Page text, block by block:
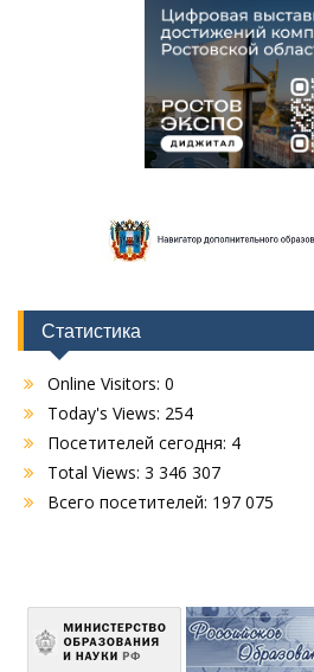
Статистика
Online Visitors: 0
Today's Views: 254
Посетителей сегодня: 4
Total Views: 3 346 307
Всего посетителей: 197 075